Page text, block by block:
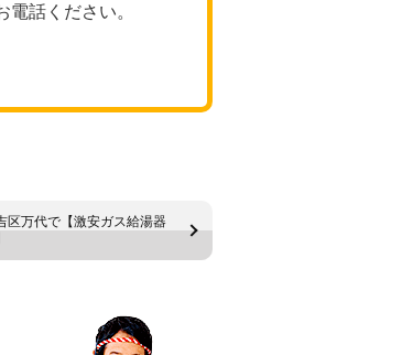
話ください。
区万代で【激安ガス給湯器